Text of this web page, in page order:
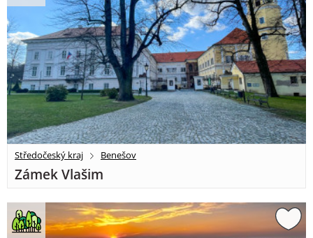
Středočeský kraj Benešov
Zámek Vlašim